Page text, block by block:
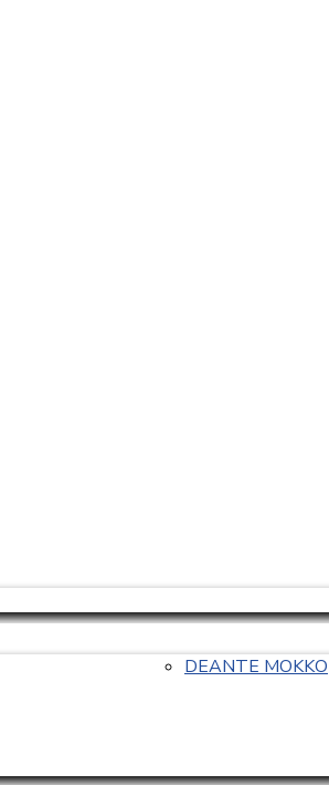
DEANTE MOKKO